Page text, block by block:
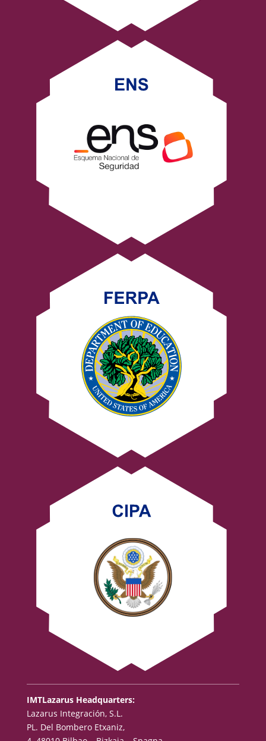
IMTLazarus Headquarters:
Lazarus Integración, S.L.
PL. Del Bombero Etxaniz,